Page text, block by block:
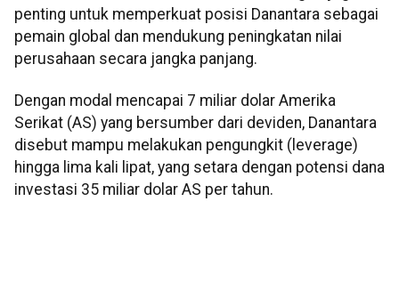
penting untuk memperkuat posisi Danantara sebagai
pemain global dan mendukung peningkatan nilai
perusahaan secara jangka panjang.
Dengan modal mencapai 7 miliar dolar Amerika
Serikat (AS) yang bersumber dari deviden, Danantara
disebut mampu melakukan pengungkit (leverage)
hingga lima kali lipat, yang setara dengan potensi dana
investasi 35 miliar dolar AS per tahun.